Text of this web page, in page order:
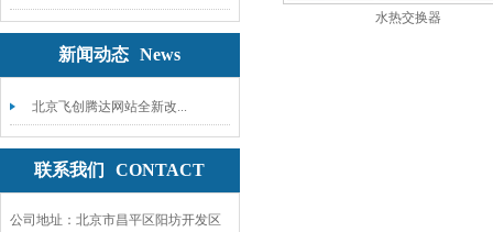
新闻动态 News
北京飞创腾达网站全新改...
联系我们 CONTACT
公司地址：北京市昌平区阳坊开发区
水热交换器